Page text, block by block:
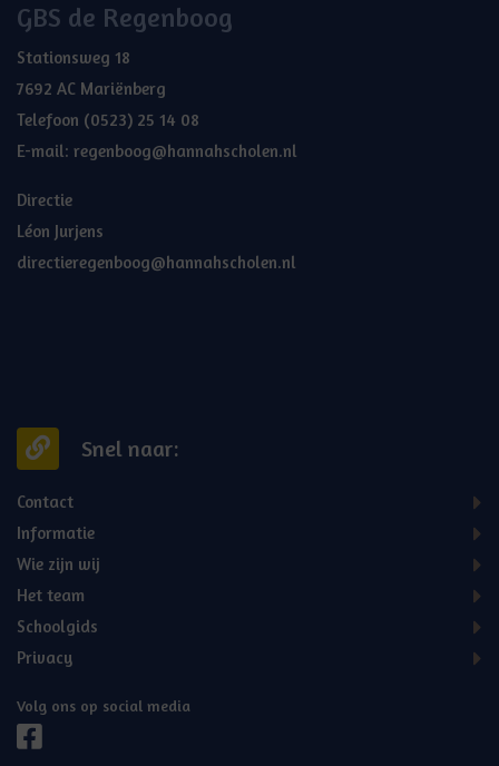
GBS de Regenboog
Stationsweg 18
7692 AC Mariënberg
Telefoon (0523) 25 14 08
E-mail: regenboog@hannahscholen.nl
Directie
Léon Jurjens
directieregenboog@hannahscholen.nl
Snel naar:
Contact
Informatie
Wie zijn wij
Het team
Schoolgids
Privacy
Volg ons op social media